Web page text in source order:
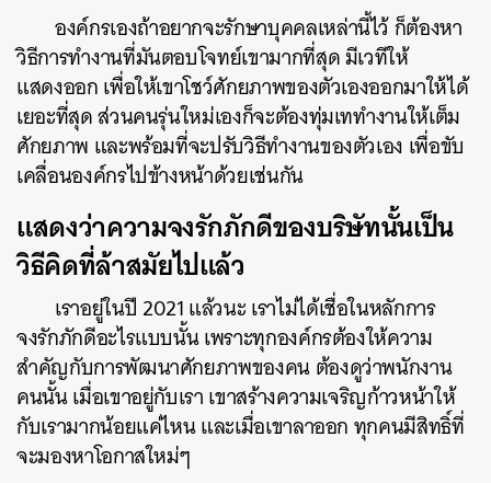
องค์กรเองถ้าอยากจะรักษาบุคคลเหล่านี้ไว้ ก็ต้องหา
วิธีการทำงานที่มันตอบโจทย์เขามากที่สุด มีเวทีให้
แสดงออก เพื่อให้เขาโชว์ศักยภาพของตัวเองออกมาให้ได้
เยอะที่สุด ส่วนคนรุ่นใหม่เองก็จะต้องทุ่มเททำงานให้เต็ม
ศักยภาพ และพร้อมที่จะปรับวิธีทำงานของตัวเอง เพื่อขับ
เคลื่อนองค์กรไปข้างหน้าด้วยเช่นกัน
แสดงว่าความจงรักภักดีของบริษัทนั้นเป็น
วิธีคิดที่ล้าสมัยไปแล้ว
เราอยู่ในปี 2021 แล้วนะ เราไม่ได้เชื่อในหลักการ
จงรักภักดีอะไรแบบนั้น เพราะทุกองค์กรต้องให้ความ
สำคัญกับการพัฒนาศักยภาพของคน ต้องดูว่าพนักงาน
คนนั้น เมื่อเขาอยู่กับเรา เขาสร้างความเจริญก้าวหน้าให้
กับเรามากน้อยแค่ไหน และเมื่อเขาลาออก ทุกคนมีสิทธิ์ที่
จะมองหาโอกาสใหม่ๆ